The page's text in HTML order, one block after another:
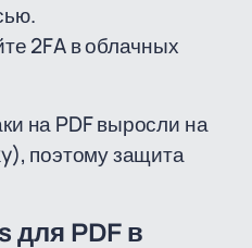
2FA в облачных
на PDF выросли на
поэтому защита
для PDF в